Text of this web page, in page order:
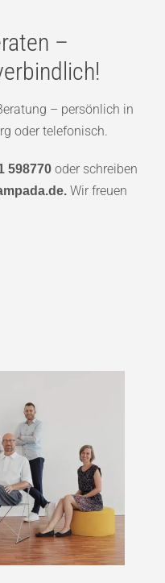
–
– persönlich in
oder telefonisch.
598770 oder schreiben
Wir freuen